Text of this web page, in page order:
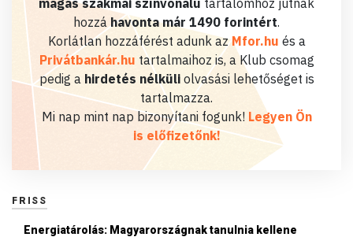
hozzá havonta már 1490 forintért.
Korlátlan hozzáférést adunk azMfor.hu és a
Privátbankár.hu tartalmaihoz is, a Klub csomag
pedig a hirdetés nélküliolvasási lehetőséget is
tartalmazza.
Mi nap mint nap bizonyítani fogunk! Legyen Ön
is előfizetőnk!
FRISS
Energiatárolás: Magyarországnak tanulnia kellene